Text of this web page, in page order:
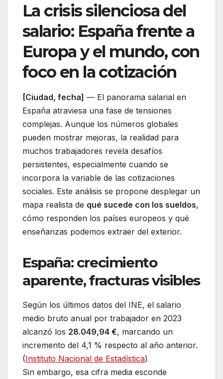
La crisis silenciosa del
salario: España frente a
Europa y el mundo, con
foco en la cotización
[Ciudad, fecha] — El panorama salarial en
España atraviesa una fase de tensiones
complejas. Aunque los números globales
pueden mostrar mejoras, la realidad para
muchos trabajadores revela desafíos
persistentes, especialmente cuando se
incorpora la variable de las cotizaciones
sociales. Este análisis se propone desplegar un
mapa realista de qué sucede con los sueldos,
cómo responden los países europeos y qué
enseñanzas podemos extraer del exterior.
España: crecimiento
aparente, fracturas visibles
Según los últimos datos del INE, el salario
medio bruto anual por trabajador en 2023
alcanzó los 28.049,94 €, marcando un
incremento del 4,1 % respecto al año anterior.
(Instituto Nacional de Estadística)
Sin embargo, esa cifra media esconde